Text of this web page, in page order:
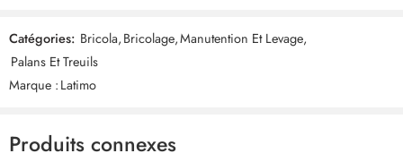
Commentaires
Il n'y a pas encore de critiques.
Catégories: Bricola,Bricolage,Manutention Et Levage,
Palans Et Treuils
Marque :Latimo
Produits connexes